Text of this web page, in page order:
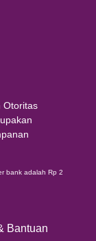
Otoritas
bank adalah Rp 2
Bantuan